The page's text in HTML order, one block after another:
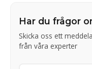
Har du frågor
Skicka oss ett
från våra experter